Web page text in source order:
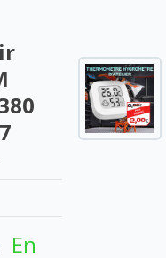
En